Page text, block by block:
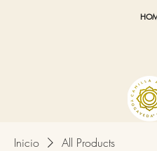
Inicio All Products